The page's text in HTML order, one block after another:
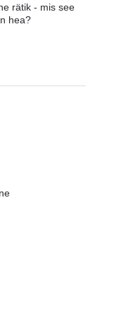
rätik - mis see
hea?